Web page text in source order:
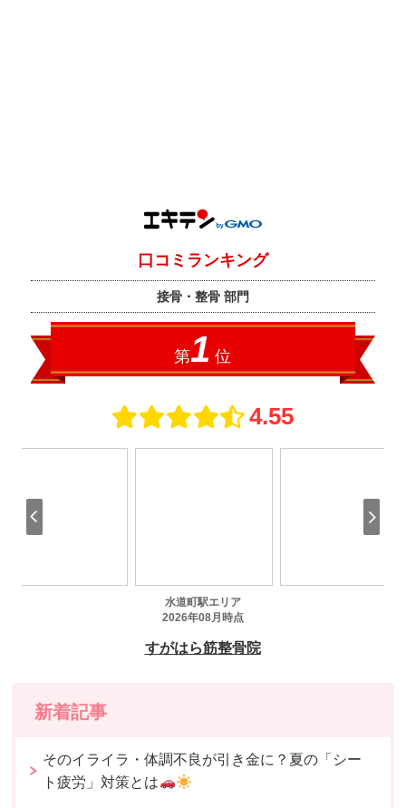
新着記事
そのイライラ・体調不良が引き金に？夏の「シー
ト疲労」対策とは